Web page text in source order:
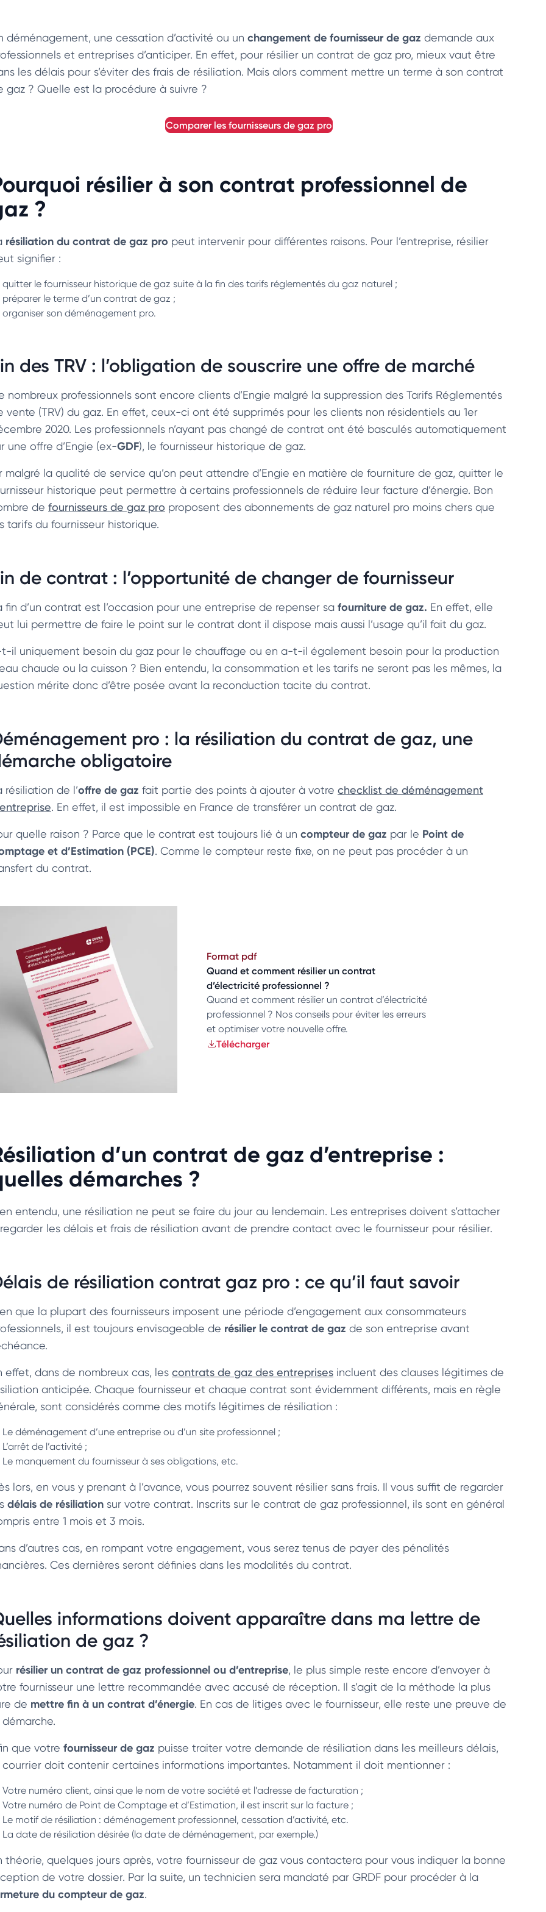
déménagement, une cessation d’activité ou un changement de fournisseur de gaz demande aux
et entreprises d’anticiper. En effet, pour résilier un contrat de gaz pro, mieux vaut être
les délais pour s’éviter des frais de résiliation. Mais alors comment mettre un terme à son contrat
gaz ? Quelle est la procédure à suivre ?
comparer les fournisseurs de gaz pro
résilier à son contrat professionnel de
?
résiliation du contrat de gaz pro peut intervenir pour différentes raisons. Pour l’entreprise, résilier
signifier :
quitter le fournisseur historique de gaz suite à la fin des tarifs réglementés du gaz naturel ;
préparer le terme d’un contrat de gaz ;
organiser son déménagement pro.
des TRV : l’obligation de souscrire une offre de marché
nombreux professionnels sont encore clients d’Engie malgré la suppression des Tarifs Réglementés
vente (TRV) du gaz. En effet, ceux-ci ont été supprimés pour les clients non résidentiels au 1er
2020. Les professionnels n’ayant pas changé de contrat ont été basculés automatiquement
une offre d’Engie (ex-GDF), le fournisseur historique de gaz.
malgré la qualité de service qu’on peut attendre d’Engie en matière de fourniture de gaz, quitter le
historique peut permettre à certains professionnels de réduire leur facture d’énergie. Bon
de fournisseurs de gaz pro proposent des abonnements de gaz naturel pro moins chers que
tarifs du fournisseur historique.
de contrat : l’opportunité de changer de fournisseur
fin d’un contrat est l’occasion pour une entreprise de repenser sa fourniture de gaz. En effet, elle
lui permettre de faire le point sur le contrat dont il dispose mais aussi l’usage qu’il fait du gaz.
il uniquement besoin du gaz pour le chauffage ou en a-t-il également besoin pour la production
chaude ou la cuisson ? Bien entendu, la consommation et les tarifs ne seront pas les mêmes, la
mérite donc d’être posée avant la reconduction tacite du contrat.
pro : la résiliation du contrat de gaz, une
obligatoire
résiliation de l’offre de gaz fait partie des points à ajouter à votre checklist de déménagement
. En effet, il est impossible en France de transférer un contrat de gaz.
quelle raison ? Parce que le contrat est toujours lié à un compteur de gaz par le Point de
et d’Estimation (PCE). Comme le compteur reste fixe, on ne peut pas procéder à un
du contrat.
Format pdf
Quand et comment résilier un contrat
d’électricité professionnel ?
Quand et comment résilier un contrat d’électricité
professionnel ? Nos conseils pour éviter les erreurs
et optimiser votre nouvelle offre.
Télécharger
d’un contrat de gaz d’entreprise :
démarches ?
entendu, une résiliation ne peut se faire du jour au lendemain. Les entreprises doivent s’attacher
les délais et frais de résiliation avant de prendre contact avec le fournisseur pour résilier.
de résiliation contrat gaz pro : ce qu’il faut savoir
que la plupart des fournisseurs imposent une période d’engagement aux consommateurs
il est toujours envisageable de résilier le contrat de gaz de son entreprise avant
effet, dans de nombreux cas, les contrats de gaz des entreprises incluent des clauses légitimes de
anticipée. Chaque fournisseur et chaque contrat sont évidemment différents, mais en règle
sont considérés comme des motifs légitimes de résiliation :
Le déménagement d’une entreprise ou d’un site professionnel ;
L’arrêt de l’activité ;
Le manquement du fournisseur à ses obligations, etc.
lors, en vous y prenant à l’avance, vous pourrez souvent résilier sans frais. Il vous suffit de regarder
délais de résiliation sur votre contrat. Inscrits sur le contrat de gaz professionnel, ils sont en général
entre 1 mois et 3 mois.
d’autres cas, en rompant votre engagement, vous serez tenus de payer des pénalités
Ces dernières seront définies dans les modalités du contrat.
informations doivent apparaître dans ma lettre de
de gaz ?
résilier un contrat de gaz professionnel ou d’entreprise, le plus simple reste encore d’envoyer à
fournisseur une lettre recommandée avec accusé de réception. Il s’agit de la méthode la plus
de mettre fin à un contrat d’énergie. En cas de litiges avec le fournisseur, elle reste une preuve de
démarche.
que votre fournisseur de gaz puisse traiter votre demande de résiliation dans les meilleurs délais,
courrier doit contenir certaines informations importantes. Notamment il doit mentionner :
Votre numéro client, ainsi que le nom de votre société et l’adresse de facturation ;
Votre numéro de Point de Comptage et d’Estimation, il est inscrit sur la facture ;
Le motif de résiliation : déménagement professionnel, cessation d’activité, etc.
La date de résiliation désirée (la date de déménagement, par exemple.)
théorie, quelques jours après, votre fournisseur de gaz vous contactera pour vous indiquer la bonne
de votre dossier. Par la suite, un technicien sera mandaté par GRDF pour procéder à la
du compteur de gaz.